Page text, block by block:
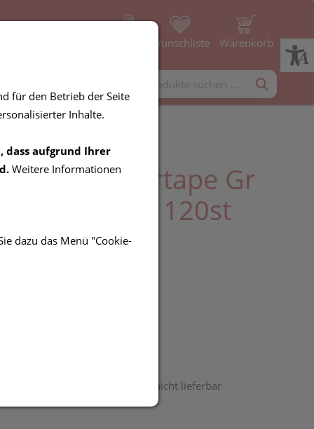
Wunschliste Warenkorb
strip/gittertape Gr
20x6 120st
ist derzeit vom Hersteller nicht lieferbar
für den Betrieb der Seite
Inhalte.
dass aufgrund Ihrer
Weitere Informationen
dazu das Menü "Cookie-